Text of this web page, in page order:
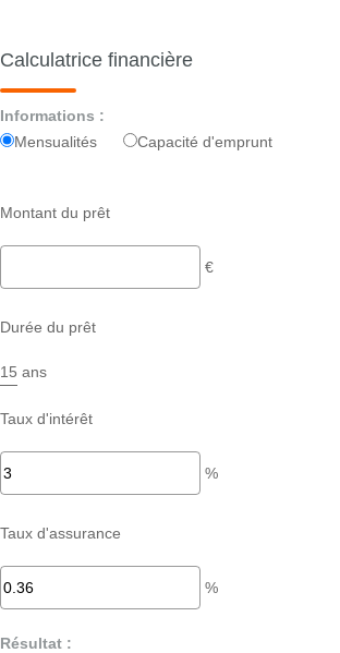
Calculatrice financière
Informations :
Mensualités
Capacité d'emprunt
Montant du prêt
€
Durée du prêt
ans
Taux d'intérêt
%
Taux d'assurance
%
Résultat :